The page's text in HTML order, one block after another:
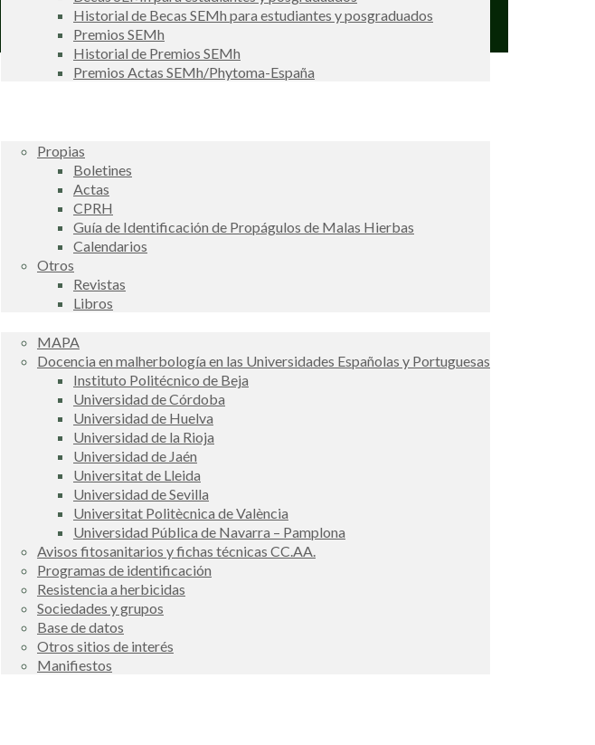
Historial de Becas SEMh para estudiantes y posgraduados
Premios SEMh
Historial de Premios SEMh
Premios Actas SEMh/Phytoma-España
Propias
Boletines
Actas
CPRH
Guía de Identificación de Propágulos de Malas Hierbas
Calendarios
Otros
Revistas
Libros
MAPA
Docencia en malherbología en las Universidades Españolas y Portuguesas
Instituto Politécnico de Beja
Universidad de Córdoba
Universidad de Huelva
Universidad de la Rioja
Universidad de Jaén
Universitat de Lleida
Universidad de Sevilla
Universitat Politècnica de València
Universidad Pública de Navarra – Pamplona
Avisos fitosanitarios y fichas técnicas CC.AA.
Programas de identificación
Resistencia a herbicidas
Sociedades y grupos
Base de datos
Otros sitios de interés
Manifiestos